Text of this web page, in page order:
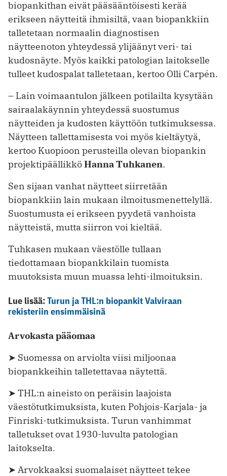
biopankithan eivät pääsääntöisesti kerää
erikseen näytteitä ihmisiltä, vaan biopankkiin
talletetaan normaalin diagnostisen
näytteenoton yhteydessä ylijäänyt veri- tai
kudosnäyte. Myös kaikki patologian laitokselle
tulleet kudospalat talletetaan, kertoo Olli Carpén.
– Lain voimaantulon jälkeen potilailta kysytään
sairaalakäynnin yhteydessä suostumus
näytteiden ja kudosten käyttöön tutkimuksessa.
Näytteen tallettamisesta voi myös kieltäytyä,
kertoo Kuopioon perusteilla olevan biopankin
projektipäällikköHanna Tuhkanen.
Sen sijaan vanhat näytteet siirretään
biopankkiin lain mukaan ilmoitusmenettelyllä.
Suostumusta ei erikseen pyydetä vanhoista
näytteistä, mutta siirron voi kieltää.
Tuhkasen mukaan väestölle tullaan
tiedottamaan biopankkilain tuomista
muutoksista muun muassa lehti-ilmoituksin.
Lue lisää:Turun ja THL:n biopankit Valviraan
rekisteriin ensimmäisinä
Arvokasta pääomaa
➤ Suomessa on arviolta viisi miljoonaa
biopankkeihin talletettavaa näytettä.
➤ THL:n aineisto on peräisin laajoista
väestötutkimuksista, kuten Pohjois-Karjala- ja
Finriski-tutkimuksista. Turun vanhimmat
talletukset ovat 1930-luvulta patologian
laitokselta.
➤ Arvokkaaksi suomalaiset näytteet tekee